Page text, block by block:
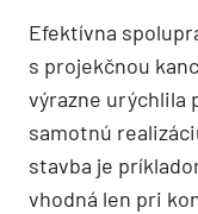
Efektívna
s projekčnou
výrazne urýchlila
samotnú
stavba je
vhodná len pri